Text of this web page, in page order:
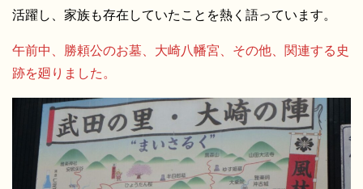
活躍し、家族も存在していたことを熱く語っています。
午前中、勝頼公のお墓、大崎八幡宮、その他、関連する史
跡を廻りました。